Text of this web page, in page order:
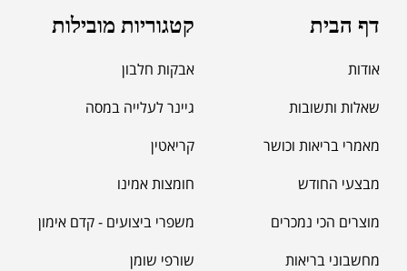
דף הבית
אודות
שאלות ותשובות
מאמרי בריאות וכושר
מבצעי החודש
מוצרים הכי נמכרים
מחשבוני בריאות
קטגוריות מובילות
אבקות חלבון
גיינר לעלייה במסה
קריאטין
חומצות אמינו
משפרי ביצועים - קדם אימון
שורפי שומן